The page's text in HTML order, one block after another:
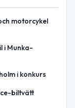
motorcykel
i Munka-
i konkurs
biltvätt